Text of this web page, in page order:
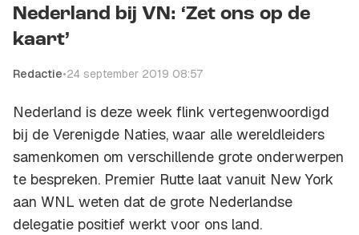
Nederland bij VN: ‘Zet ons op de
kaart’
Redactie•24 september 2019 08:57
Nederland is deze week flink vertegenwoordigd
bij de Verenigde Naties, waar alle wereldleiders
samenkomen om verschillende grote onderwerpen
te bespreken. Premier Rutte laat vanuit New York
aan WNL weten dat de grote Nederlandse
delegatie positief werkt voor ons land.